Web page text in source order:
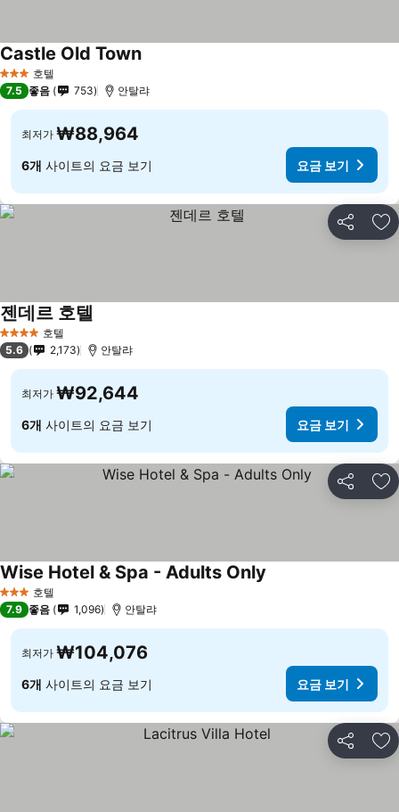
3 성급 호텔
Castle Old Town
7.5 좋음 753 안탈랴
최저가 ₩88,964
6개 사이트의 요금 보기 요금 보기
공유 즐
4 성급 호텔
젠데르 호텔
5.6 2,173 안탈랴
최저가 ₩92,644
6개 사이트의 요금 보기 요금 보기
공유 즐
3 성급 호텔
Wise Hotel & Spa - Adults Only
7.9 좋음 1,096 안탈랴
최저가 ₩104,076
6개 사이트의 요금 보기 요금 보기
공유 즐